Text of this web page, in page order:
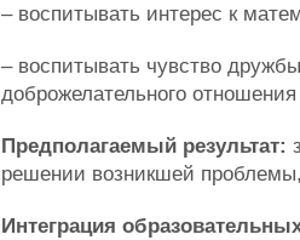
– воспитывать интерес к
– воспитывать чувство
доброжелательного отношения
Предполагаемый результат:
решении возникшей
Интеграция